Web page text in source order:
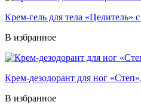
Крем-гель для тела «Целитель»
В избранное
Крем-дезодорант для ног
В избранное